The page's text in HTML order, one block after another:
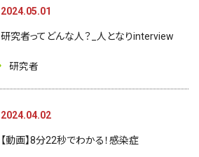
2024.05.01
研究者ってどんな人？_人となりinterview
研究者
2024.04.02
【動画】8分22秒でわかる！感染症